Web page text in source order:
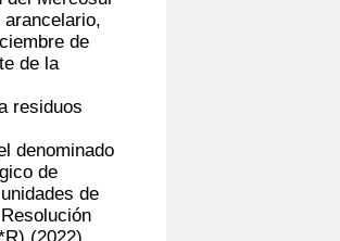
de
de la
residuos
denominado
de
de